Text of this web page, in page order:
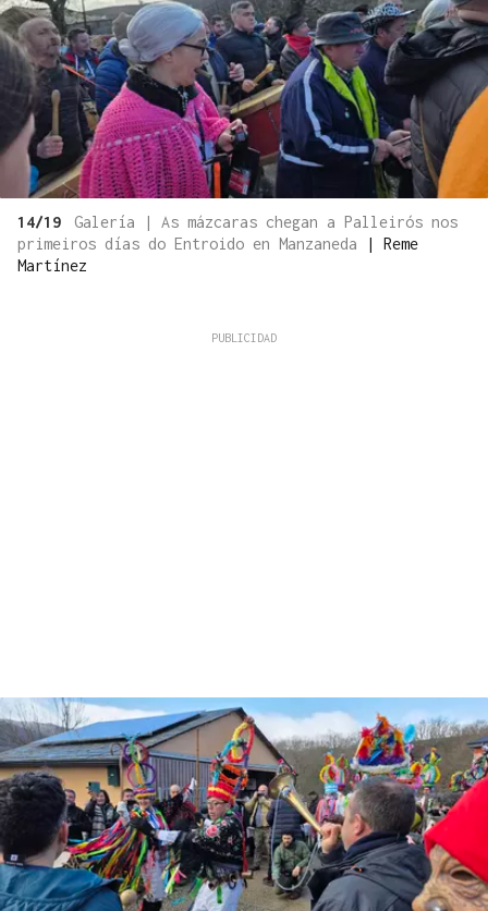
14/19
Galería | As mázcaras chegan a Palleirós nos
primeiros días do Entroido en Manzaneda
| Reme
Martínez